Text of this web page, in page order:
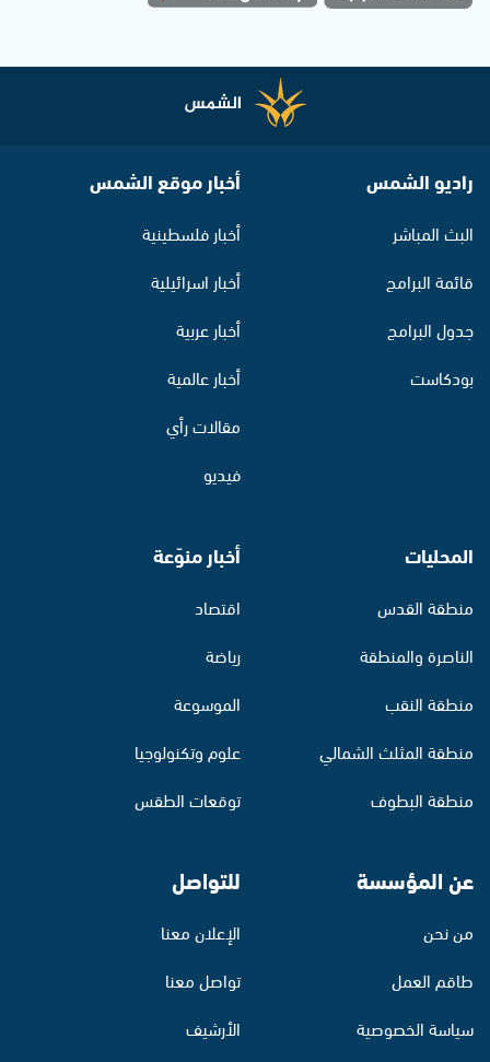
راديو الشمس
البث المباشر
قائمة البرامج
جدول البرامج
بودكاست
أخبار موقع الشمس
أخبار فلسطينية
أخبار اسرائيلية
أخبار عربية
أخبار عالمية
مقالات رأي
فيديو
المحليات
منطقة القدس
الناصرة والمنطقة
منطقة النقب
منطقة المثلث الشمالي
منطقة البطوف
أخبار منوّعة
اقتصاد
رياضة
الموسوعة
علوم وتكنولوجيا
توقعات الطقس
عن المؤسسة
من نحن
طاقم العمل
سياسة الخصوصية
للتواصل
الإعلان معنا
تواصل معنا
الأرشيف